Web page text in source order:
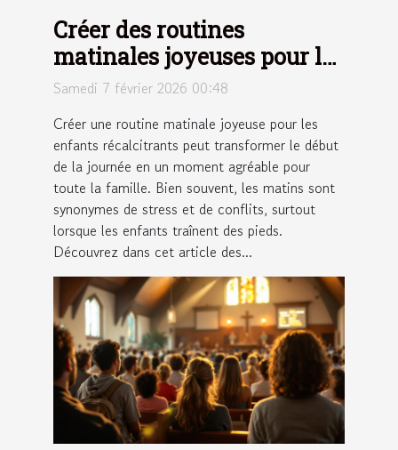
Créer des routines
matinales joyeuses pour les
enfants récalcitrants
Samedi 7 février 2026 00:48
Créer une routine matinale joyeuse pour les
enfants récalcitrants peut transformer le début
de la journée en un moment agréable pour
toute la famille. Bien souvent, les matins sont
synonymes de stress et de conflits, surtout
lorsque les enfants traînent des pieds.
Découvrez dans cet article des...